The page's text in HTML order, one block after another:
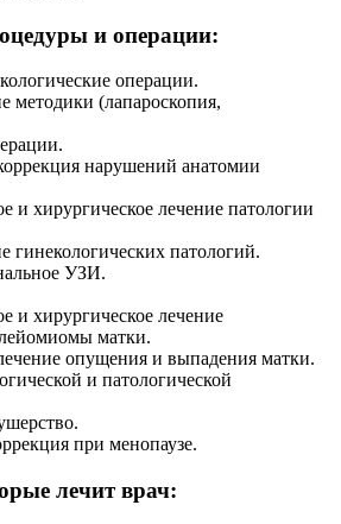
и операции:
операции.
методики (лапароскопия,
нарушений анатомии
и хирургическое лечение патологии
гинекологических патологий.
УЗИ.
и хирургическое лечение
матки.
опущения и выпадения матки.
и патологической
при менопаузе.
лечит врач: